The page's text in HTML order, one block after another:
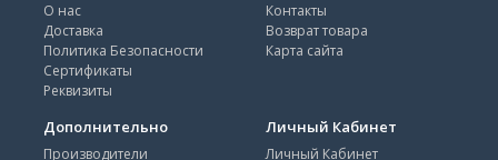
О нас
Доставка
Политика Безопасности
Сертификаты
Реквизиты
Контакты
Возврат товара
Карта сайта
Дополнительно
Производители
Личный Кабинет
Личный Кабинет